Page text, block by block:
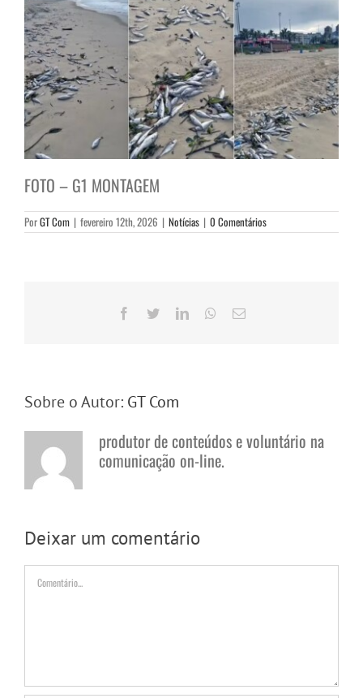
FOTO – G1 MONTAGEM
PorGT Com | fevereiro 12th, 2026 | Notícias | 0 Comentários
Facebook
TwitterLinkedInWhatsApp
E-
Sobre o Autor: GT Com
produtor de conteúdos e voluntário na
comunicação on-line.
Deixar um comentário
Comentário